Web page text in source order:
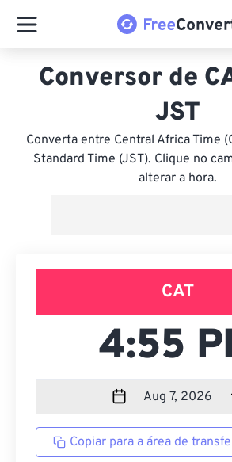
Conversor de
JST
Converta entre Central Africa Time
Standard Time (JST). Clique no
alterar a hora.
CAT
Copiar para a área de